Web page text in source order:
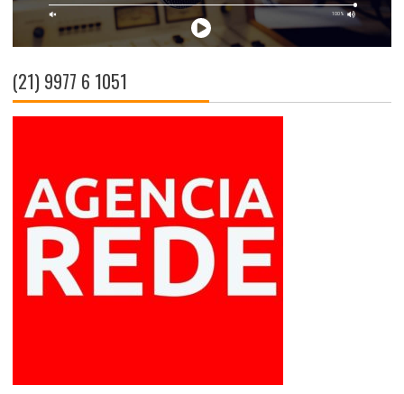
(21) 9977 6 1051